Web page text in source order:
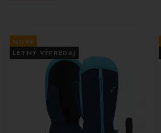
NOVÉ
LETNÝ VÝPREDAJ